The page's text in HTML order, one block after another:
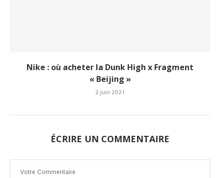
Nike : où acheter la Dunk High x Fragment
« Beijing »
2 juin 2021
ÉCRIRE UN COMMENTAIRE